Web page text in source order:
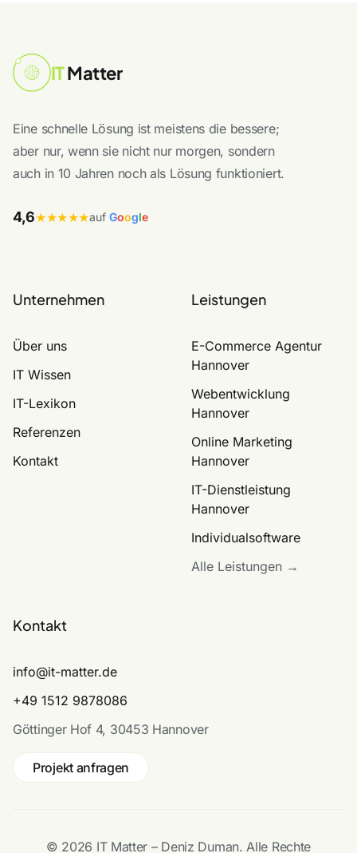
ITMatter
Eine schnelle Lösung ist meistens die bessere;
aber nur, wenn sie nicht nur morgen, sondern
auch in 10 Jahren noch als Lösung funktioniert.
4,6★★★★★auf Google
Unternehmen
Über uns
IT Wissen
IT-Lexikon
Referenzen
Kontakt
Leistungen
E-Commerce Agentur
Hannover
Webentwicklung
Hannover
Online Marketing
Hannover
IT-Dienstleistung
Hannover
Individualsoftware
Alle Leistungen →
Kontakt
info@it-matter.de
+49 1512 9878086
Göttinger Hof 4, 30453 Hannover
Projekt anfragen
© 2026 IT Matter – Deniz Duman. Alle Rechte